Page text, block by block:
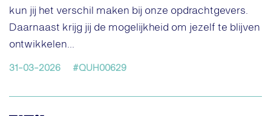
kun jij het verschil maken bij onze opdrachtgevers.
Daarnaast krijg jij de mogelijkheid om jezelf te blijven
ontwikkelen...
31-03-2026 #QUH00629